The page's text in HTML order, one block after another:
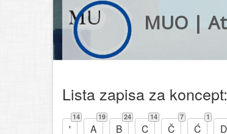
MUO |
Lista zapisa za koncept:
'
14
A
19
B
24
C
14
Č
7
Ć
1
D